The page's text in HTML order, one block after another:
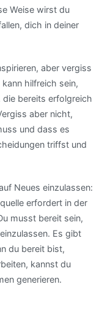
Weise wirst du
dich in deiner
aber vergiss
hilfreich sein,
die bereits erfolgreich
aber nicht,
und dass es
triffst und
Neues einzulassen:
erfordert in der
musst bereit sein,
Es gibt
du bereit bist,
kannst du
generieren.